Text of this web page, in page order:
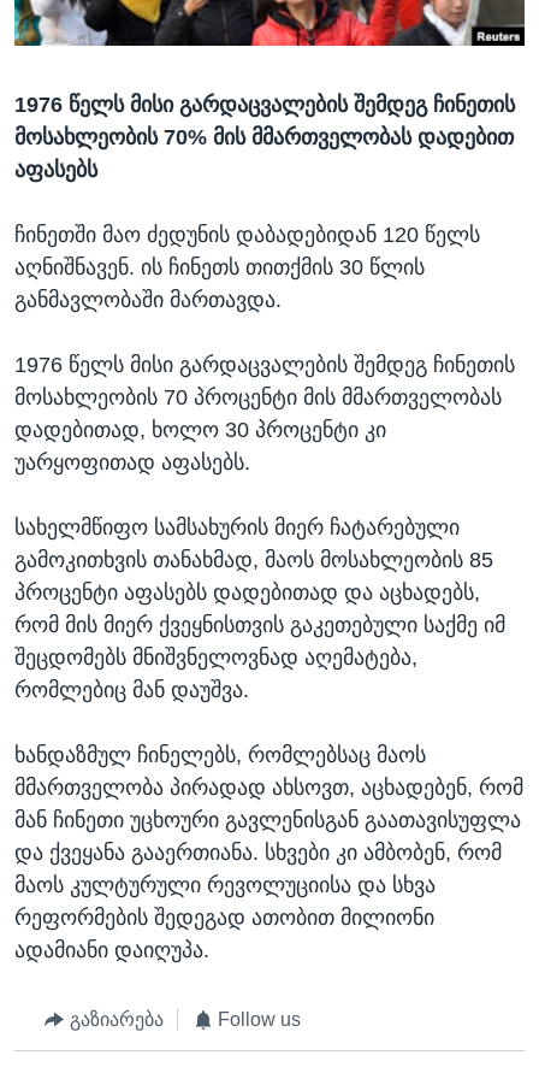
ᲡᲢᲣᲓᲘᲐ ᲕᲐᲨᲘᲜᲒᲢᲝᲜᲘ
ᲔᲙᲝᲜᲝᲛᲘᲙᲐ
ᲛᲔᲪᲜᲘᲔᲠᲔᲑᲐ
ᲘᲜᲢᲔᲠᲕᲘᲣ
ᲒᲐᲚᲘᲚᲔᲝ
ᲓᲔᲖᲘᲜᲤᲝᲠᲛᲐᲪᲘᲐ
Learning English
ᲗᲕᲐᲚᲘ ᲒᲕᲐᲓᲔᲕᲜᲔᲗ
ენები
1976 წელს მისი გარდაცვალების შემდეგ ჩინეთის
მოსახლეობის 70% მის მმართველობას დადებით
აფასებს
ჩინეთში მაო ძედუნის დაბადებიდან 120 წელს
აღნიშნავენ. ის ჩინეთს თითქმის 30 წლის
განმავლობაში მართავდა.
1976 წელს მისი გარდაცვალების შემდეგ ჩინეთის
მოსახლეობის 70 პროცენტი მის მმართველობას
დადებითად, ხოლო 30 პროცენტი კი
უარყოფითად აფასებს.
სახელმწიფო სამსახურის მიერ ჩატარებული
გამოკითხვის თანახმად, მაოს მოსახლეობის 85
პროცენტი აფასებს დადებითად და აცხადებს,
რომ მის მიერ ქვეყნისთვის გაკეთებული საქმე იმ
შეცდომებს მნიშვნელოვნად აღემატება,
რომლებიც მან დაუშვა.
ხანდაზმულ ჩინელებს, რომლებსაც მაოს
მმართველობა პირადად ახსოვთ, აცხადებენ, რომ
მან ჩინეთი უცხოური გავლენისგან გაათავისუფლა
და ქვეყანა გააერთიანა. სხვები კი ამბობენ, რომ
მაოს კულტურული რევოლუციისა და სხვა
რეფორმების შედეგად ათობით მილიონი
ადამიანი დაიღუპა.
გაზიარება Follow us